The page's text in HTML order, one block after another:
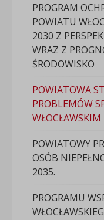
PROGRAM
POWIATU
2030 Z
WRAZ Z
ŚRODOWISKO
POWIATOWA
PROBLEMÓW
POWIATOWY
OSÓB
2035.
PROGRAMU